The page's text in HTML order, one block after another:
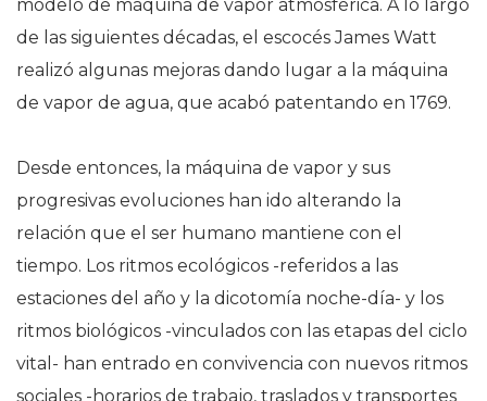
modelo de máquina de vapor atmosférica. A lo largo
de las siguientes décadas, el escocés James Watt
realizó algunas mejoras dando lugar a la máquina
de vapor de agua, que acabó patentando en 1769.
Desde entonces, la máquina de vapor y sus
progresivas evoluciones han ido alterando la
relación que el ser humano mantiene con el
tiempo. Los ritmos ecológicos -referidos a las
estaciones del año y la dicotomía noche-día- y los
ritmos biológicos -vinculados con las etapas del ciclo
vital- han entrado en convivencia con nuevos ritmos
sociales -horarios de trabajo, traslados y transportes